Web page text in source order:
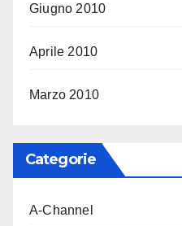
Giugno 2010
Aprile 2010
Marzo 2010
Categorie
A-Channel